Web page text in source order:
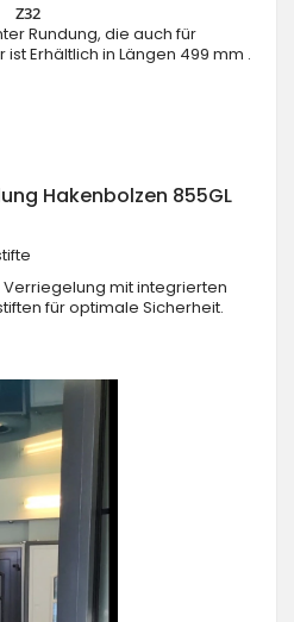
Z32
Rundung, die auch für
Erhältlich in Längen 499 mm .
Hakenbolzen 855GL
mit integrierten
für optimale Sicherheit.